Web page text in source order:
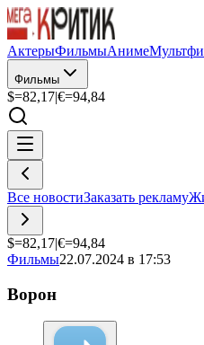
АктерыФильмыАниме
Фильмы
$=82,17|€=94,84
Все новостиЗаказать рекламу
$=82,17|€=94,84
Фильмы22.07.2024 в 17:53
Ворон